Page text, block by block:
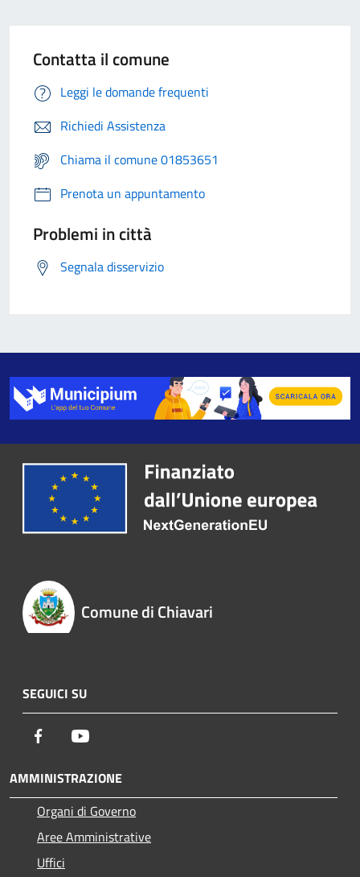
Contatta il comune
Leggi le domande frequenti
Richiedi Assistenza
Chiama il comune 01853651
Prenota un appuntamento
Problemi in città
Segnala disservizio
Comune di Chiavari
SEGUICI SU
Facebook
AMMINISTRAZIONE
Organi di Governo
Aree Amministrative
Uffici